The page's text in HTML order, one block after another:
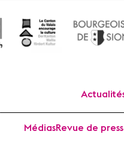
MédiasRevue de